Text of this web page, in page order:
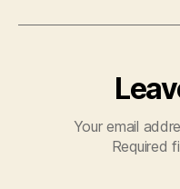
Your email
Required